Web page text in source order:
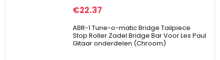
€22.37
ABR-1 Tune-o-matic Bridge Tailpiece
Stop Roller Zadel Bridge Bar Voor Les Paul
Gitaar onderdelen (Chroom)